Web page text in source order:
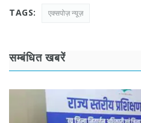
TAGS: एक्सपोज़ न्यूज़
सम्बंधित खबरें